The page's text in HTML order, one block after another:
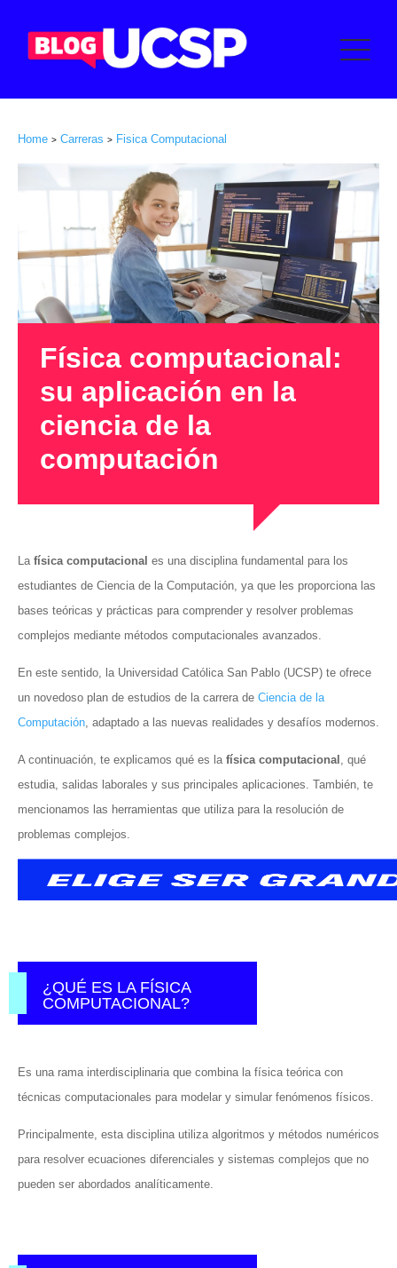
Home > Carreras > Fisica Computacional
Física computacional:
su aplicación en la
ciencia de la
computación
La física computacional es una disciplina fundamental para los
estudiantes de Ciencia de la Computación, ya que les proporciona las
bases teóricas y prácticas para comprender y resolver problemas
complejos mediante métodos computacionales avanzados.
En este sentido, la Universidad Católica San Pablo (UCSP) te ofrece
un novedoso plan de estudios de la carrera de Ciencia de la
Computación , adaptado a las nuevas realidades y desafíos modernos.
A continuación, te explicamos qué es la física computacional
, qué
estudia, salidas laborales y sus principales aplicaciones. También, te
mencionamos las herramientas que utiliza para la resolución de
problemas complejos.
¿QUÉ ES LA FÍSICA
COMPUTACIONAL?
Es una rama interdisciplinaria que combina la física teórica con
técnicas computacionales para modelar y simular fenómenos físicos.
Principalmente, esta disciplina utiliza algoritmos y métodos numéricos
para resolver ecuaciones diferenciales y sistemas complejos que no
pueden ser abordados analíticamente.